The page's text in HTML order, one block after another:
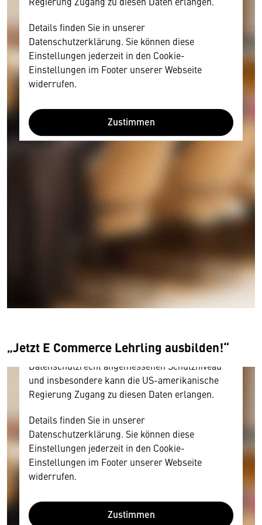
Details finden Sie in unserer
Datenschutzerklärung. Sie können diese
Einstellungen jederzeit in den Cookie-
Einstellungen im Footer unserer Webseite
widerrufen.
Zustimmen
„Jetzt E Commerce Lehrling ausbilden!“
Wir benötigen Ihre Zustimmung
Hier würden wir Ihnen gerne einen externen
Inhalt anzeigen. Dafür benötigen wir allerdings
Ihre Zustimmung, da Ihr Browser
personenbezogene technische Daten zu Geräten
Diese Daten unterliegen keinem dem EU-
Datenschutzrecht angemessenen Schutzniveau
und insbesondere kann die US-amerikanische
Regierung Zugang zu diesen Daten erlangen.
Details finden Sie in unserer
Datenschutzerklärung. Sie können diese
Einstellungen jederzeit in den Cookie-
Einstellungen im Footer unserer Webseite
widerrufen.
Zustimmen